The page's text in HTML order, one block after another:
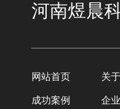
河南煜晨
网站首页 关
成功案例 企